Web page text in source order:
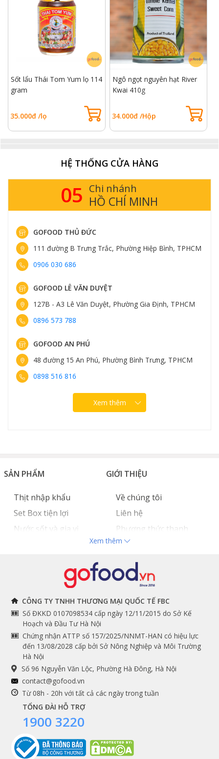
Sốt lẩu Thái Tom Yum lọ 114
gram
35.000đ /lọ
Ngô ngọt nguyên hạt River
Kwai 410g
34.000đ /Hộp
HỆ THỐNG CỬA HÀNG
05 Chi nhánh
HỒ CHÍ MINH
GOFOOD THỦ ĐỨC
111 đường B Trưng Trắc, Phường Hiệp Bình, TPHCM
0906 030 686
GOFOOD LÊ VĂN DUYỆT
127B - A3 Lê Văn Duyệt, Phường Gia Định, TPHCM
0896 573 788
GOFOOD AN PHÚ
48 đường 15 An Phú, Phường Bình Trưng, TPHCM
0898 516 816
Xem thêm
SẢN PHẨM
Thịt nhập khẩu
Set Box tiện lợi
Nước sốt và gia vị
GIỚI THIỆU
Về chúng tôi
Liên hệ
Phương thức thanh
toán
Tuyển dụng
THÔNG TIN
Chính sách và quy định
chung
Hướng dẫn đặt hàng
Cam kết chất lượng
THEO DÕI NGAY
Facebook
Instagram
Youtube
Tiktok
Shopee
DỊCH VỤ
Premium services
Xem thêm
CÔNG TY TNHH THƯƠNG MẠI QUỐC TẾ FBC
Số ĐKKD 0107098534 cấp ngày 12/11/2015 do Sở Kế
Hoạch và Đầu Tư Hà Nội
Chứng nhận ATTP số 157/2025/NNMT-HAN có hiệu lực
đến 13/08/2028 cấp bởi Sở Nông Nghiệp và Môi Trường
Hà Nội
Số 96 Nguyễn Văn Lộc, Phường Hà Đông, Hà Nội
contact@gofood.vn
Từ 08h - 20h với tất cả các ngày trong tuần
TỔNG ĐÀI HỖ TRỢ
1900 3220